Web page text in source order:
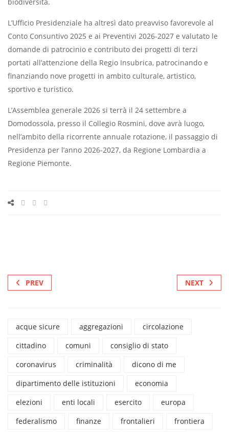
L’Ufficio Presidenziale ha altresì dato preavviso favorevole al
Conto Consuntivo 2025 e ai Preventivi 2026-2027 e valutato le
domande di patrocinio e contributo dei progetti di terzi
portati all’attenzione della Regio Insubrica, patrocinando e
finanziando nove progetti in ambito culturale, artistico,
sportivo e turistico.
L’Assemblea generale 2026 si terrà il 24 settembre a
Domodossola, presso il Collegio Rosmini, dove avrà luogo,
nell’ambito della ricorrente annuale rotazione, il passaggio di
Presidenza per l’anno 2026-2027, da Regione Lombardia a
Regione Piemonte.
PREV NEXT
acque sicure aggregazioni
circolazione
cittadino
comuni
consiglio di stato
coronavirus
criminalità
dicono di me
dipartimento delle istituzioni
economia
elezioni
enti locali esercito
europa
federalismo
finanze frontalieri
frontiera